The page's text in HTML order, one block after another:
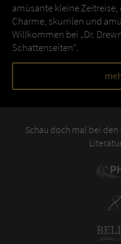
amüsante kleine
Charme, skurrilen und
Willkommen bei „Dr.
Schattenseiten“.
Schau doch mal bei